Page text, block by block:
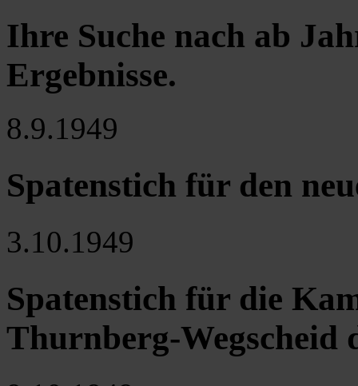
Ihre Suche nach ab
Ergebnisse.
8.9.1949
Spatenstich für den
3.10.1949
Spatenstich für die
Thurnberg-Wegscheid